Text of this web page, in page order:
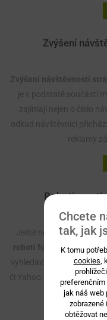
Zvýšení
Zvýšení návštěvnosti
je v podstatě součástí
zajímají nejen o číslo
odkud návštěvníci
reklamy
Roboti a
Ještě než se pustíme
roboti fungují, popíšeme
vyhledávače - u nás je
či Yahoo. A právě v
ve
Chcete
tak, jak
K tomu
cookies,
preferenčním
jak náš web
zobrazené
obtěžovat